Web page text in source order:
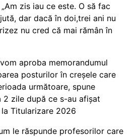
zis iau ce este. O să fac
dar dacă în doi,trei ani nu
nu cred că mai rămân în
aproba memorandumul
posturilor în creșele care
următoare, spune
2 zile după ce s-au afișat
Titularizare 2026
le răspunde profesorilor care